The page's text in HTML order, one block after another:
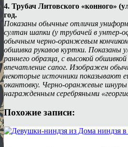
4. Трубач Литовского «конного»
год.
Показаны обычные отличия
султан шапки (у трубачей в унтер-
обычным черно-оранжевым
обшивка рукавов куртки. Показаны
раннего образца, с высокой
впечатление сапог. Изображен
некоторые источники показывают
окантовку. Черно-оранжевые шнуры
награжденным серебряными
Похожие записи: